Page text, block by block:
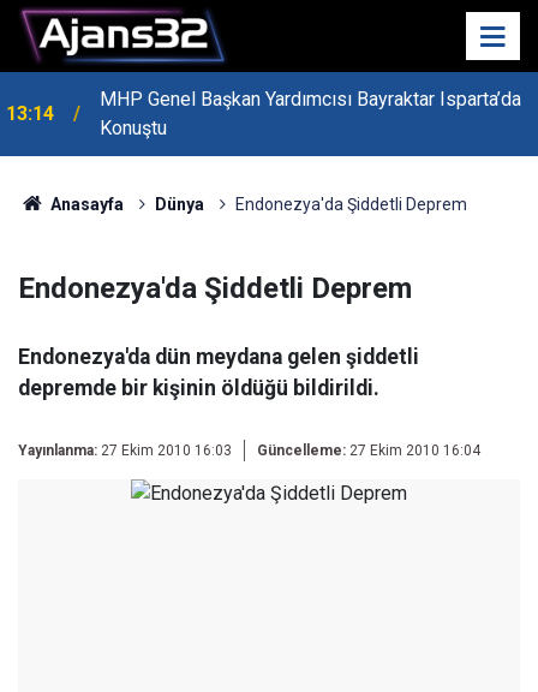
13:14
MHP Genel Başkan Yardımcısı Bayraktar Isparta’da
Konuştu
Anasayfa Dünya Endonezya'da Şiddetli Deprem
Endonezya'da Şiddetli Deprem
Endonezya'da dün meydana gelen şiddetli
depremde bir kişinin öldüğü bildirildi.
Yayınlanma: 27 Ekim 2010 16:03 Güncelleme: 27 Ekim 2010 16:04